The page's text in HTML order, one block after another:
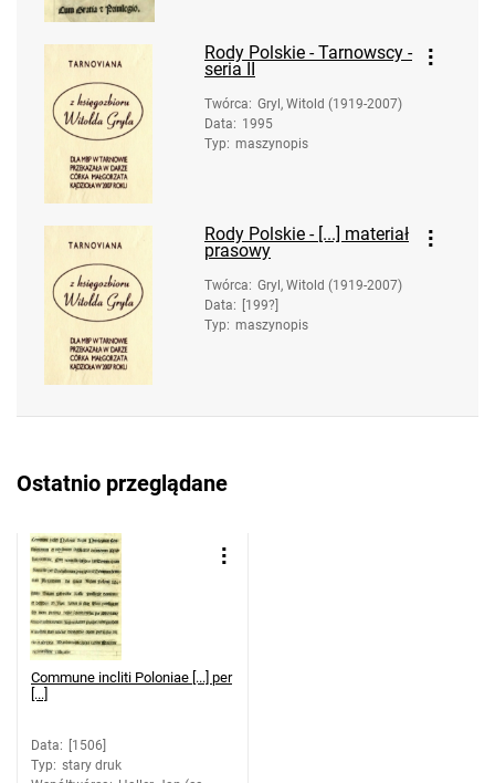
Rody Polskie - Tarnowscy -
seria II
Twórca: Gryl, Witold (1919-2007)
Data: 1995
Typ: maszynopis
Rody Polskie - [...] materiał
prasowy
Twórca: Gryl, Witold (1919-2007)
Data:
[199?]
Typ: maszynopis
Ostatnio przeglądane
Commune incliti Poloniae [...] per
[...]
Data:
[1506]
Typ: stary druk